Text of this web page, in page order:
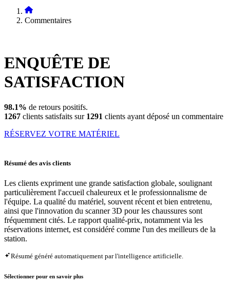
Commentaires
ENQUÊTE DE
SATISFACTION
98.1% de retours positifs.
1267 clients satisfaits sur 1291 clients ayant déposé un commentaire
RÉSERVEZ VOTRE MATÉRIEL
Résumé des avis clients
Les clients expriment une grande satisfaction globale, soulignant
particulièrement l'accueil chaleureux et le professionnalisme de
l'équipe. La qualité du matériel, souvent récent et bien entretenu,
ainsi que l'innovation du scanner 3D pour les chaussures sont
fréquemment cités. Le rapport qualité-prix, notamment via les
réservations internet, est considéré comme l'un des meilleurs de la
station.
Résumé généré automatiquement par l'intelligence artificielle.
Sélectionner pour en savoir plus